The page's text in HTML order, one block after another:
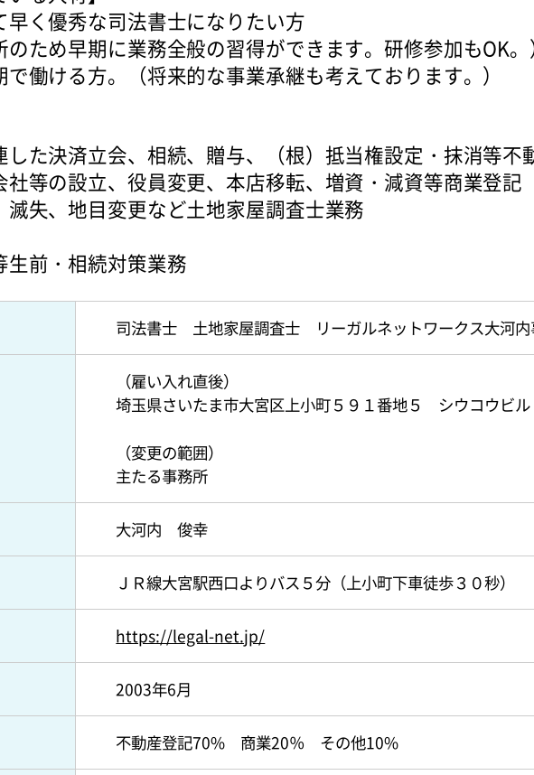
く優秀な司法書士になりたい方
ため早期に業務全般の習得ができます。研修参加もOK。
働ける方。（将来的な事業承継も考えております。）
た決済立会、相続、贈与、（根）抵当権設定・抹消等不
等の設立、役員変更、本店移転、増資・減資等商業登記
失、地目変更など土地家屋調査士業務
前・相続対策業務
司法書士 土地家屋調査士 リーガルネットワークス大河内
（雇い入れ直後）
埼玉県さいたま市大宮区上小町５９１番地５ シウコウビ
（変更の範囲）
主たる事務所
大河内 俊幸
ＪＲ線大宮駅西口よりバス５分（上小町下車徒歩３０秒）
https://legal-net.jp/
2003年6月
不動産登記70% 商業20％ その他10%